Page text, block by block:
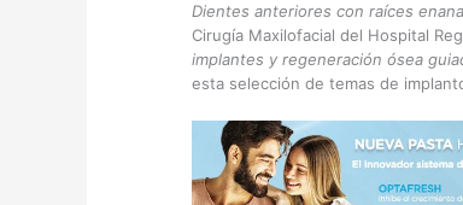
Dientes anteriores con raíces
Cirugía Maxilofacial del Hospital
implantes y regeneración ósea
esta selección de temas de